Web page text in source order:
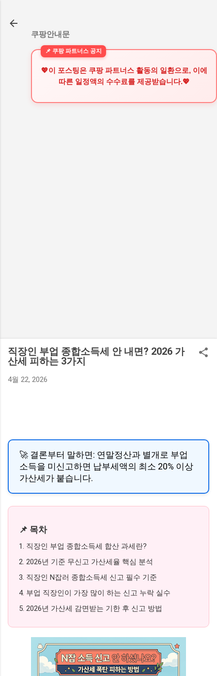
쿠팡안내문
💖이 포스팅은 쿠팡 파트너스 활동의 일환으로, 이에
따른 일정액의 수수료를 제공받습니다.💖
직장인 부업 종합소득세 안 내면? 2026 가
산세 피하는 3가지
4월 22, 2026
🚀 결론부터 말하면: 연말정산과 별개로 부업
소득을 미신고하면 납부세액의 최소 20% 이상
가산세가 붙습니다.
📌 목차
1. 직장인 부업 종합소득세 합산 과세란?
2. 2026년 기준 무신고 가산세율 핵심 분석
3. 직장인 N잡러 종합소득세 신고 필수 기준
4. 부업 직장인이 가장 많이 하는 신고 누락 실수
5. 2026년 가산세 감면받는 기한 후 신고 방법